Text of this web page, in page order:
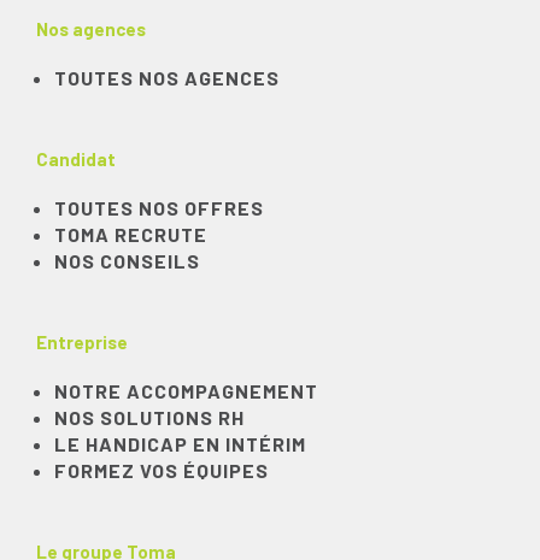
Nos agences
TOUTES NOS AGENCES
Candidat
TOUTES NOS OFFRES
TOMA RECRUTE
NOS CONSEILS
Entreprise
NOTRE ACCOMPAGNEMENT
NOS SOLUTIONS RH
LE HANDICAP EN INTÉRIM
FORMEZ VOS ÉQUIPES
Le groupe Toma